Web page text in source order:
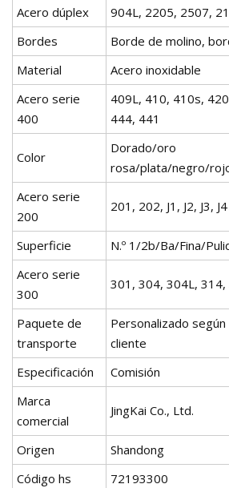
Acero dúplex
904L, 2205, 2507,
Bordes
Borde de molino,
Material
Acero inoxidable
Acero serie
400
409L, 410, 410s,
444, 441
Color
Dorado/oro
rosa/plata/negro/
Acero serie
200
201, 202, J1, J2, J3, J4
Superficie
N.º 1/2b/Ba/Fina/
Acero serie
300
301, 304, 304L,
Paquete de
transporte
Personalizado
cliente
Especificación
Comisión
Marca
comercial
JingKai Co., Ltd.
Origen
Shandong
Código hs
72193300